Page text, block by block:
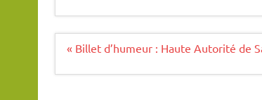
Navigation
« Billet d’humeur : Haute Autorité de